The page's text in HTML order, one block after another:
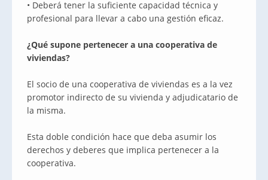
• Deberá tener la suficiente capacidad técnica y
profesional para llevar a cabo una gestión eficaz.
¿Qué supone pertenecer a una cooperativa de
viviendas?
El socio de una cooperativa de viviendas es a la vez
promotor indirecto de su vivienda y adjudicatario de
la misma.
Esta doble condición hace que deba asumir los
derechos y deberes que implica pertenecer a la
cooperativa.